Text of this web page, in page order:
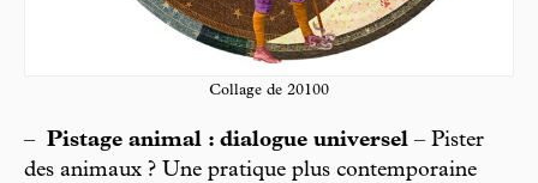
Collage de 20100
– Pistage animal : dialogue universel – Pister
des animaux ? Une pratique plus contemporaine